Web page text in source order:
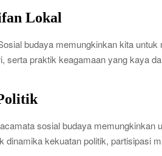
Lokal
budaya memungkinkan kita
serta praktik keagamaan yang kaya
sosial budaya memungkinkan
dinamika kekuatan politik, partisipasi